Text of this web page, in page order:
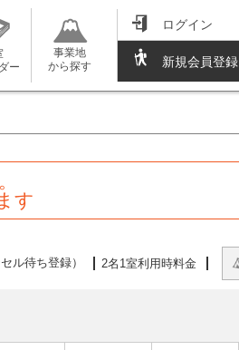
ー
事業地
から探す
ログイン
新規会員登録
す
ル待ち登録） 2名1室利用時料金